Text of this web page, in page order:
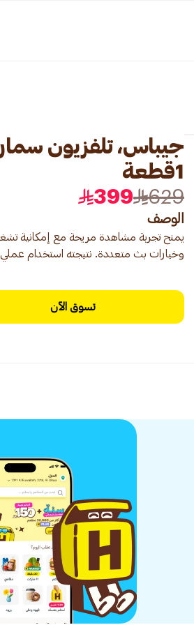
1قطعة
629
399
الوصف
يمنح تجربة مشاهدة مريحة مع إمكانية
وخيارات بث متعددة. نتيجته استخدام
تسوق الآن